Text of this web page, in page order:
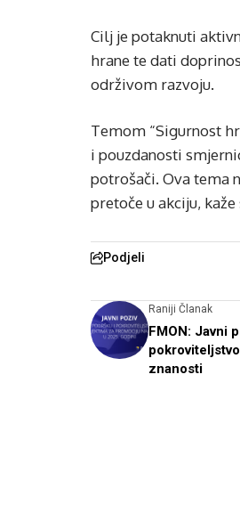
Cilj je potaknuti
hrane te dati
održivom razvoju.
Temom “Sigurnost
i pouzdanosti
potrošači. Ova tema
pretoče u akciju,
Podjeli
Raniji Članak
FMON: Javni
znanosti